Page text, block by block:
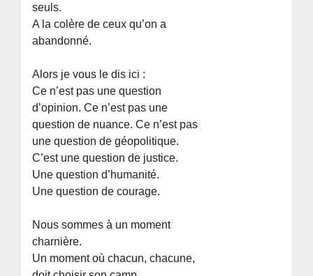
seuls.
A la colère de ceux qu’on a
abandonné.
Alors je vous le dis ici :
Ce n’est pas une question
d’opinion. Ce n’est pas une
question de nuance. Ce n’est pas
une question de géopolitique.
C’est une question de justice.
Une question d’humanité.
Une question de courage.
Nous sommes à un moment
charnière.
Un moment où chacun, chacune,